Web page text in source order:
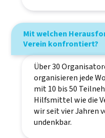
Mit welchen
Verein konfrontiert?
Über 30
organisieren jede
mit 10 bis 50
Hilfsmittel wie die
wir seit vier Jahren
undenkbar.